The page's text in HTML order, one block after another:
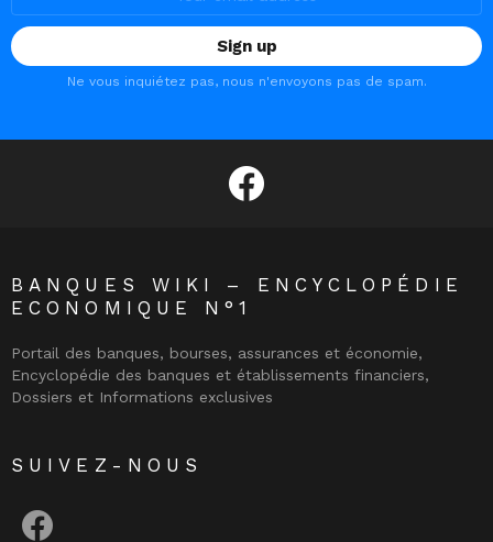
Ne vous inquiétez pas, nous n'envoyons pas de spam.
facebook
BANQUES WIKI – ENCYCLOPÉDIE
ECONOMIQUE N°1
Portail des banques, bourses, assurances et économie,
Encyclopédie des banques et établissements financiers,
Dossiers et Informations exclusives
SUIVEZ-NOUS